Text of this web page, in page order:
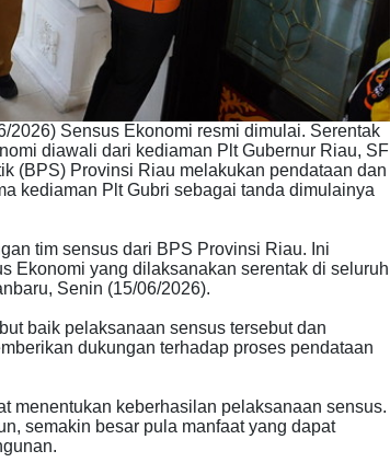
Sensus Ekonomi resmi dimulai. Serentak
diawali dari kediaman Plt Gubernur Riau, SF
(BPS) Provinsi Riau melakukan pendataan dan
kediaman Plt Gubri sebagai tanda dimulainya
tim sensus dari BPS Provinsi Riau. Ini
Ekonomi yang dilaksanakan serentak di seluruh
Senin (15/06/2026).
baik pelaksanaan sensus tersebut dan
dukungan terhadap proses pendataan
menentukan keberhasilan pelaksanaan sensus.
semakin besar pula manfaat yang dapat